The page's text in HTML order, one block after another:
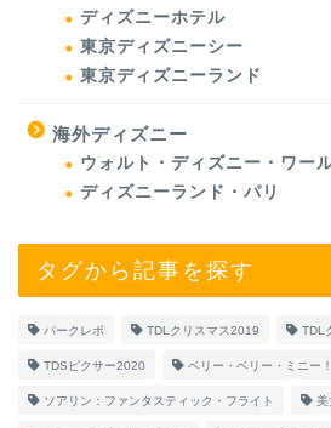
ディズニーホテル
東京ディズニーシー
東京ディズニーランド
海外ディズニー
ウォルト・ディズニー・ワー
ディズニーランド・パリ
タグから記事を探す
パークレポ TDLクリスマス2019 TDL
TDSピクサー2020 ベリー・ベリー・ミニー！
ソアリン：ファンタスティック・フライト 美